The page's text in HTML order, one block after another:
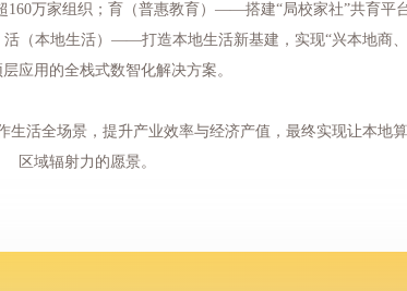
万家组织；育（普惠教育）——搭建“局校家社”共育平
（本地生活）——打造本地生活新基建，实现“兴本地商
应用的全栈式数智化解决方案。
活全场景，提升产业效率与经济产值，最终实现让本地
区域辐射力的愿景。